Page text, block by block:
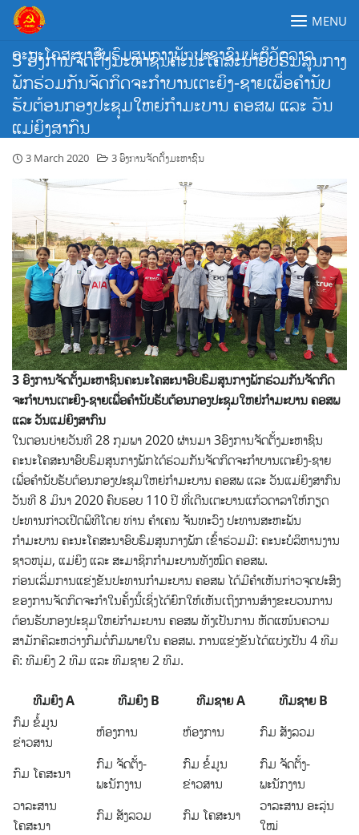
Skip
content
ຄະນະໂຄສະນາອົບຮົມສູນກາງພັກປະຊາຊົນປະຕິວັດລາວ
MENU
3 ອົງການຈັດຕັ້ງມະຫາຊົນຄະນະໂຄສະນາອົບຮົມສູນກາງ
ພັກຮ່ວມກັນຈັດກິດຈະກຳບານເຕະຍິງ-ຊາຍເພື່ອຄຳນັບ
ຮັບຕ້ອນກອງປະຊຸມໃຫຍ່ກຳມະບານ ຄອສພ ແລະ ວັນ
ແມ່ຍິງສາກົນ
3 March 2020 3 ອົງການຈັດຕັ້ງມະຫາຊົນ
3 ອົງການຈັດຕັ້ງມະຫາຊົນຄະນະໂຄສະນາອົບຮົມສູນກາງພັກຮ່ວມກັນຈັດກິດ
ຈະກຳບານເຕະຍິງ-ຊາຍເພື່ອຄຳນັບຮັບຕ້ອນກອງປະຊຸມໃຫຍ່ກຳມະບານ ຄອສພ
ແລະ ວັນແມ່ຍິງສາກົນ
ໃນຕອນບ່າຍວັນທີ 28 ກຸມພາ 2020 ຜ່ານມາ 3ອົງການຈັດຕັ້ງມະຫາຊົນ
ຄະນະໂຄສະນາອົບຮົມສູນກາງພັກໄດ້ຮ່ວມກັນຈັດກິດຈະກຳບານເຕະຍິງ-ຊາຍ
ເພື່ອຄຳນັບຮັບຕ້ອນກອງປະຊຸມໃຫຍ່ກຳມະບານ ຄອສພ ແລະ ວັນແມ່ຍິງສາກົນ
ວັນທີ 8 ມິນາ 2020 ຄົບຮອບ 110 ປີ ທີ່ເດີນເຕະບານແກ້ວດາລາໃຫ້ກຽດ
ປະທານກ່າວເປີດພິທີໂດຍ ທ່ານ ຄຳເຄນ ຈັນທະວົງ ປະທານສະຫະພັນ
ກຳມະບານ ຄະນະໂຄສະນາອົບຮົມສູນກາງພັກ ເຂົ້າຮ່ວມມີ: ຄະນະບໍລິຫານງານ
ຊາວໜຸ່ມ, ແມ່ຍິງ ແລະ ສະມາຊິກກຳມະບານທັງໝົດ ຄອສພ.
ກ່ອນເລີ່ມການແຂ່ງຂັນປະທານກຳມະບານ ຄອສພ ໄດ້ມີຄຳເຫັນກ່າວຈຸດປະສົງ
ຂອງການຈັດກິດຈະກຳໃນຄັ້ງນີ້ເຊິ່ງໄດ້ຍົກໃຫ້ເຫັນເຖິງການສ້າງຂະບວນການ
ຕ້ອນຮັບກອງປະຊຸມໃຫຍ່ກຳມະບານ ຄອສພ ທັງເປັນການ ຫັດແໜ້ນຄວາມ
ສາມັກຄີລະຫວ່າງກົມຕໍ່ກົມພາຍໃນ ຄອສພ. ການແຂ່ງຂັນໄດ້ແບ່ງເປັນ 4 ທີມ
ຄື: ທີມຍິງ 2 ທີມ ແລະ ທີມຊາຍ 2 ທີມ.
ທີມຍິງ A ທີມຍິງ B ທີມຊາຍ A
ທີມຊາຍ B
ກົມ ຂໍ້ມູນ
ຂ່າວສານ
ຫ້ອງການ ຫ້ອງການ ກົມ ສັງລວມ
ກົມ ໂຄສະນາ
ກົມ ຈັດຕັ້ງ-
ພະນັກງານ
ກົມ ຂໍ້ມູນ
ຂ່າວສານ
ກົມ ຈັດຕັ້ງ-
ພະນັກງານ
ວາລະສານ
ໂຄສະນາ
ກົມ ສັງລວມ ກົມ ໂຄສະນາ
ວາລະສານ ອະລຸ່ນ
ໃໝ່